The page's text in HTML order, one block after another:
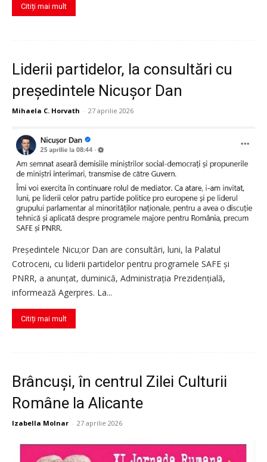
Citiți mai mult
Liderii partidelor, la consultări cu
președintele Nicușor Dan
Mihaela C. Horvath - 27 aprilie 2026
Preşedintele Nicu;or Dan are consultări, luni, la Palatul
Cotroceni, cu liderii partidelor pentru programele SAFE şi
PNRR, a anunţat, duminică, Administraţia Prezidenţială,
informează Agerpres. La...
Citiți mai mult
Brâncuși, în centrul Zilei Culturii
Române la Alicante
Izabella Molnar - 27 aprilie 2026